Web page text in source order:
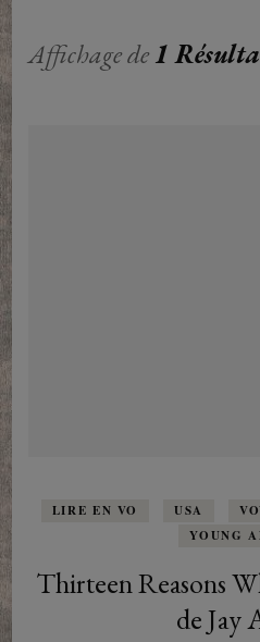
Affichage de1
LIRE EN VO USA
YOUNG
Thirteen Reasons
de Jay